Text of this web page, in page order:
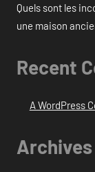
Quels sont les
une maison
Recent
A WordPress
Archives